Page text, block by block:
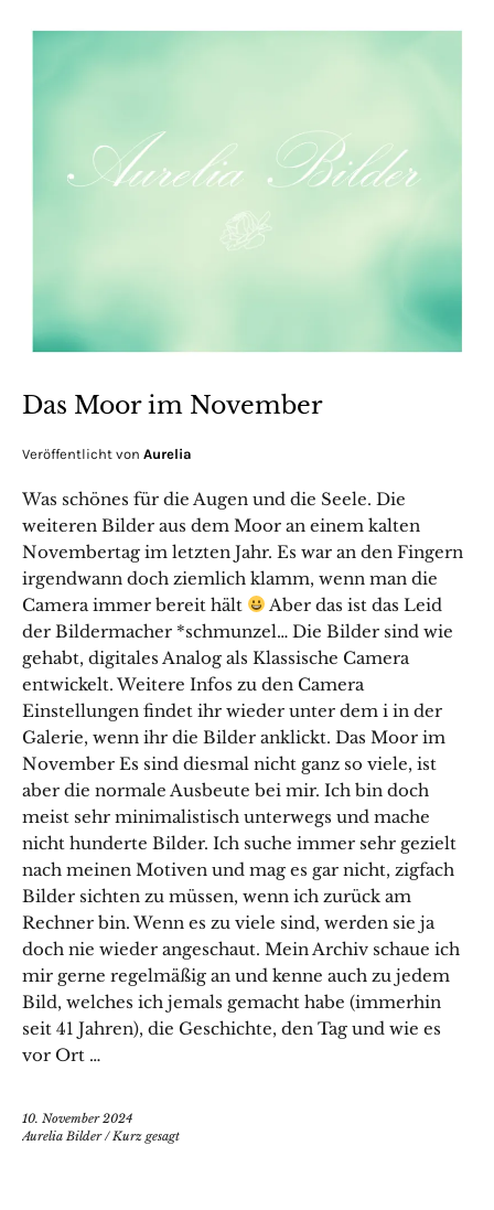
Das Moor im November
Veröffentlicht von Aurelia
Was schönes für die Augen und die Seele. Die
weiteren Bilder aus dem Moor an einem kalten
Novembertag im letzten Jahr. Es war an den Fingern
irgendwann doch ziemlich klamm, wenn man die
Camera immer bereit hält
Aber das ist das Leid
der Bildermacher *schmunzel… Die Bilder sind wie
gehabt, digitales Analog als Klassische Camera
entwickelt. Weitere Infos zu den Camera
Einstellungen findet ihr wieder unter dem i in der
Galerie, wenn ihr die Bilder anklickt. Das Moor im
November Es sind diesmal nicht ganz so viele, ist
aber die normale Ausbeute bei mir. Ich bin doch
meist sehr minimalistisch unterwegs und mache
nicht hunderte Bilder. Ich suche immer sehr gezielt
nach meinen Motiven und mag es gar nicht, zigfach
Bilder sichten zu müssen, wenn ich zurück am
Rechner bin. Wenn es zu viele sind, werden sie ja
doch nie wieder angeschaut. Mein Archiv schaue ich
mir gerne regelmäßig an und kenne auch zu jedem
Bild, welches ich jemals gemacht habe (immerhin
seit 41 Jahren), die Geschichte, den Tag und wie es
vor Ort …
10. November 2024
Aurelia Bilder/ Kurz gesagt